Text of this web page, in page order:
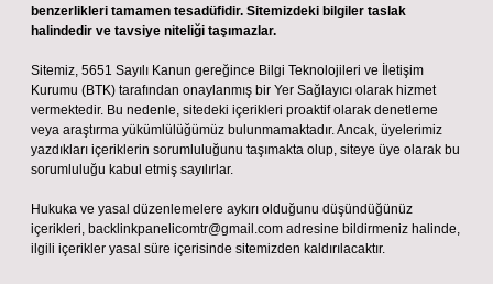
benzerlikleri tamamen tesadüfidir. Sitemizdeki bilgiler taslak
halindedir ve tavsiye niteliği taşımazlar.
Sitemiz, 5651 Sayılı Kanun gereğince Bilgi Teknolojileri ve İletişim
Kurumu (BTK) tarafından onaylanmış bir Yer Sağlayıcı olarak hizmet
vermektedir. Bu nedenle, sitedeki içerikleri proaktif olarak denetleme
veya araştırma yükümlülüğümüz bulunmamaktadır. Ancak, üyelerimiz
yazdıkları içeriklerin sorumluluğunu taşımakta olup, siteye üye olarak bu
sorumluluğu kabul etmiş sayılırlar.
Hukuka ve yasal düzenlemelere aykırı olduğunu düşündüğünüz
içerikleri, backlinkpanelicomtr@gmail.com adresine bildirmeniz halinde,
ilgili içerikler yasal süre içerisinde sitemizden kaldırılacaktır.